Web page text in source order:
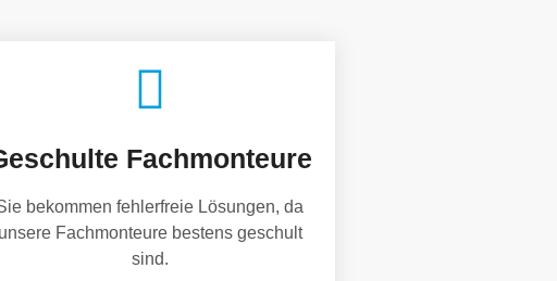
Fachmonteure
bekommen fehlerfreie Lösungen, da
unsere Fachmonteure bestens geschult
sind.